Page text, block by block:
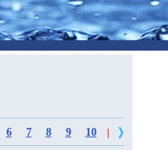
6 7 8 9 10